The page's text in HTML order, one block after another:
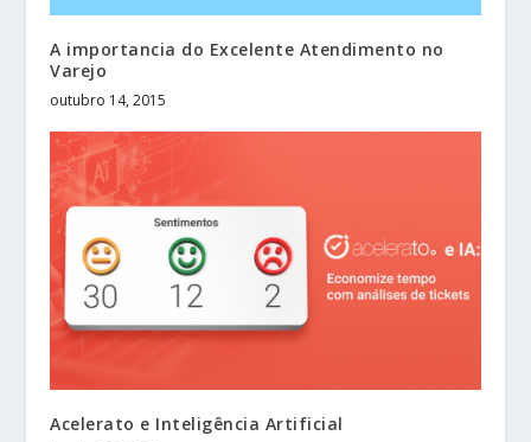
A importancia do Excelente Atendimento no
Varejo
outubro 14, 2015
Acelerato e Inteligência Artificial